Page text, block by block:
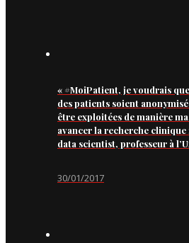
« #MoiPatient, je voudrais
des patients soient
être exploitées de manière
avancer la recherche clinique
data scientist, professeur à
30/01/2017